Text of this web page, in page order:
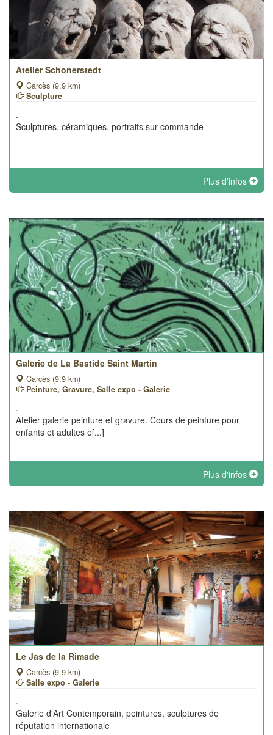
Atelier Schonerstedt
Carcès (9.9 km)
Sculpture
.
Sculptures, céramiques, portraits sur commande
Plus d'infos
Galerie de La Bastide Saint Martin
Carcès (9.9 km)
Peinture, Gravure, Salle expo - Galerie
.
Atelier galerie peinture et gravure. Cours de peinture pour
enfants et adultes e[...]
Plus d'infos
Le Jas de la Rimade
Carcès (9.9 km)
Salle expo - Galerie
.
Galerie d'Art Contemporain, peintures, sculptures de
réputation internationale